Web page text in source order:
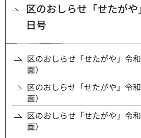
区のおしらせ「せたが
日号
区のおしらせ「せたがや」令
面）
区のおしらせ「せたがや」令
面）
区のおしらせ「せたがや」令
面）